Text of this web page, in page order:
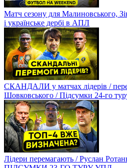
Матч сезону для Малиновського,
і українське дербі в АПЛ
СКАНДАЛИ у матчах лідерів /
Шовковського / Підсумки 24-го
Лідери перемагають / Руслан